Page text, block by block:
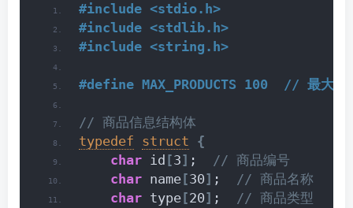
#include <stdio.h>
#include <stdlib.h>
#include <string.h>
#define MAX_PRODUCTS 100  // 最大商
// 商品信息结构体
typedef struct {
char id [3] ;
// 商品编号
char name [30] ;
// 商品名称
char type [20] ;
// 商品类型